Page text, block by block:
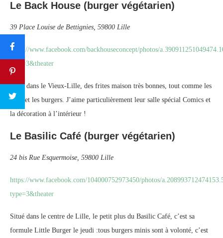
Le Back House (burger végétarien)
39 Place Louise de Bettignies, 59800 Lille
https://www.facebook.com/backhouseconcept/photos/
type=3&theater
Situé dans le Vieux-Lille, des frites maison très bonnes, tout comme les
plats et les burgers. J’aime particulièrement leur salle spécial Comics et
la décoration à l’intérieur !
Le Basilic Café (burger végétarien)
24 bis Rue Esquermoise, 59800 Lille
https://www.facebook.com/104000752973450/photos/
type=3&theater
Situé dans le centre de Lille, le petit plus du Basilic Café, c’est sa
formule Little Burger le jeudi :tous burgers minis sont à volonté, c’est